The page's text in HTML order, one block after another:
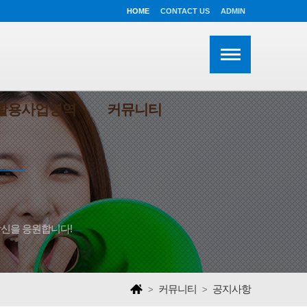
HOME CONTACT US ADMIN
용사업영역 커뮤니티
을 응원합니다!
> 커뮤니티 > 공지사항